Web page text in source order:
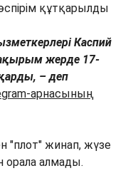
құтқарылды
Каспий
жерде 17-
– деп
арнасының
"плот" жинап, жүзе
орала алмады.